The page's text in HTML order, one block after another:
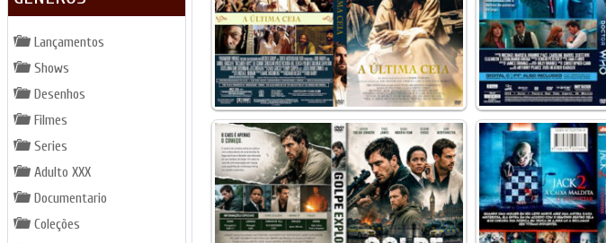
Lançamentos
Shows
Desenhos
Filmes
Series
Adulto XXX
Documentario
Coleções